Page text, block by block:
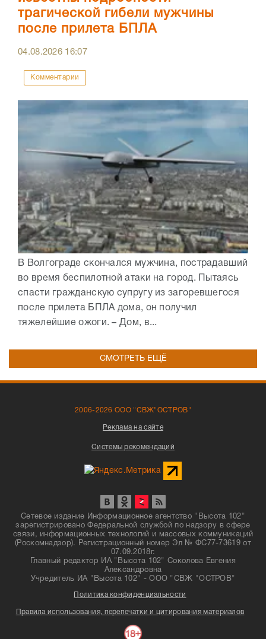
трагической гибели мужчины
после прилета БПЛА
04.08.2026 16:07
Комментарии
В Волгограде скончался мужчина, пострадавший
во время беспилотной атаки на город. Пытаясь
спасти гражданскую супругу из загоревшегося
после прилета БПЛА дома, он получил
тяжелейшие ожоги. – Дом, в...
СМОТРЕТЬ ЕЩЁ
2006-2026 ООО "СВЖ"ОСТРОВ"
Реклама на сайте
Системы рекомендаций
Сетевое издание Информационное агентство "Высота 102"
зарегистрировано Федеральной службой по надзору в сфере
связи, информационных технологий и массовых коммуникаций
(Роскомнадзор). Регистрационный номер Эл № ФС77-73619 от
07.09.2018г.
Главный редактор ИА "Высота 102" Соколова Евгения
Александровна
Учредитель ИА "Высота 102" - ООО "СВЖ "ОСТРОВ"
Политика конфиденциальности
Правила использования, перепечатки и цитирования материалов